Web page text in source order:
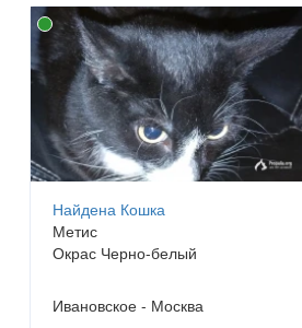
Найдена Кошка
Метис
Окрас Черно-белый
Ивановское - Москва